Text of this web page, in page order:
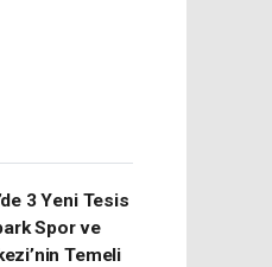
3 Yeni Tesis
Spor ve
Temeli